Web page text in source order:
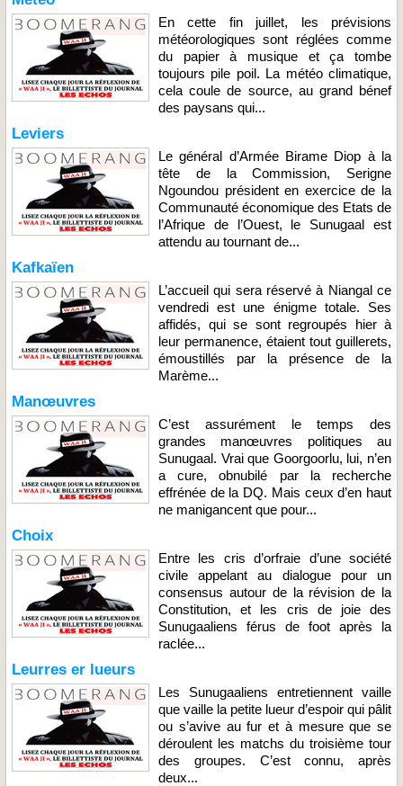
En cette fin juillet, les prévisions
météorologiques sont réglées comme
du papier à musique et ça tombe
toujours pile poil. La météo climatique,
cela coule de source, au grand bénef
des paysans qui...
Leviers
Le général d’Armée Birame Diop à la
tête de la Commission, Serigne
Ngoundou président en exercice de la
Communauté économique des Etats de
l’Afrique de l’Ouest, le Sunugaal est
attendu au tournant de...
Kafkaïen
L’accueil qui sera réservé à Niangal ce
vendredi est une énigme totale. Ses
affidés, qui se sont regroupés hier à
leur permanence, étaient tout guillerets,
émoustillés par la présence de la
Marème...
Manœuvres
C’est assurément le temps des
grandes manœuvres politiques au
Sunugaal. Vrai que Goorgoorlu, lui, n’en
a cure, obnubilé par la recherche
effrénée de la DQ. Mais ceux d’en haut
ne manigancent que pour...
Choix
Entre les cris d’orfraie d’une société
civile appelant au dialogue pour un
consensus autour de la révision de la
Constitution, et les cris de joie des
Sunugaaliens férus de foot après la
raclée...
Leurres er lueurs
Les Sunugaaliens entretiennent vaille
que vaille la petite lueur d’espoir qui pâlit
ou s’avive au fur et à mesure que se
déroulent les matchs du troisième tour
des groupes. C’est connu, après
deux...